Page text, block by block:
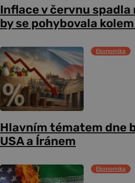
Inflace v červnu spadla
by se pohybovala
Ekonomika
Hlavním tématem dne
USA a Íránem
Ekonomika